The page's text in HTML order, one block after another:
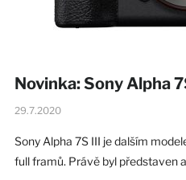
Novinka: Sony Alpha
29.7.2020
Sony Alpha 7S III je dalším
full framů. Právě byl představen